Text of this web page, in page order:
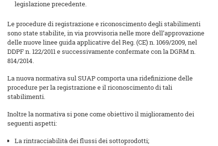
legislazione precedente.
Le procedure di registrazione e riconoscimento degli stabilimenti
sono state stabilite, in via provvisoria nelle more dell’approvazione
delle nuove linee guida applicative del Reg. (CE) n. 1069/2009, nel
DDPF n. 122/2011 e successivamente confermate con la DGRM n.
814/2014.
La nuova normativa sul SUAP comporta una ridefinizione delle
procedure per la registrazione e il riconoscimento di tali
stabilimenti.
Inoltre la normativa si pone come obiettivo il miglioramento dei
seguenti aspetti:
La rintracciabilità dei flussi dei sottoprodotti;